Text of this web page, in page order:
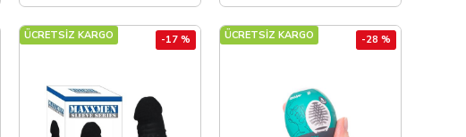
ÜCRETSİZ KARGO -17 % ÜCRETSİZ KARGO -28 %